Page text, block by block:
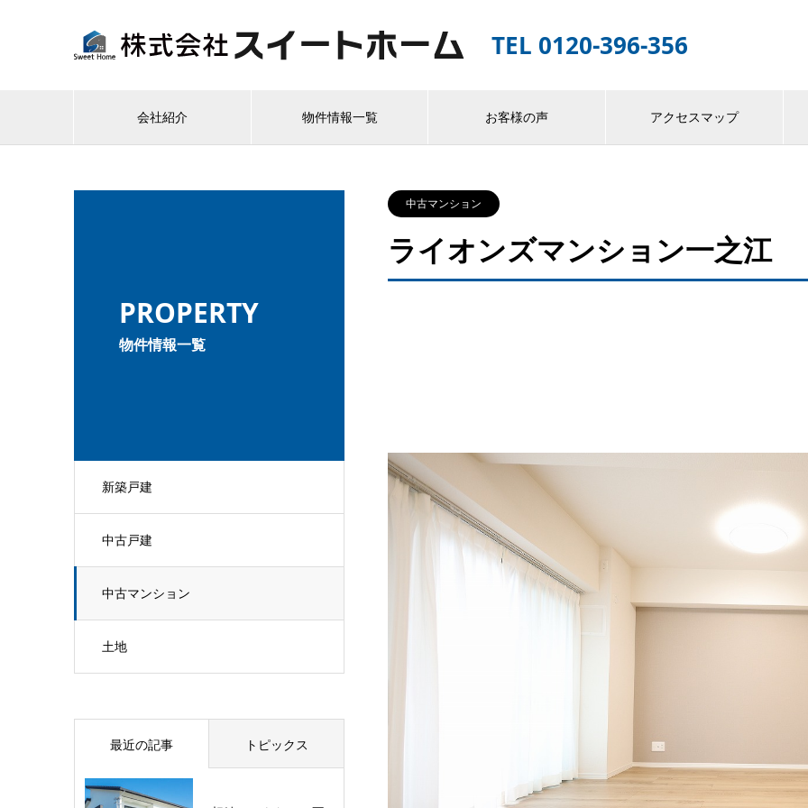
TEL 0120-396-356
会社紹介 物件情報一覧 お客様の声 アクセスマップ
PROPERTY
物件情報一覧
新築戸建
中古戸建
中古マンション
土地
中古マンション
ライオンズマンション一之江
最近の記事 トピックス